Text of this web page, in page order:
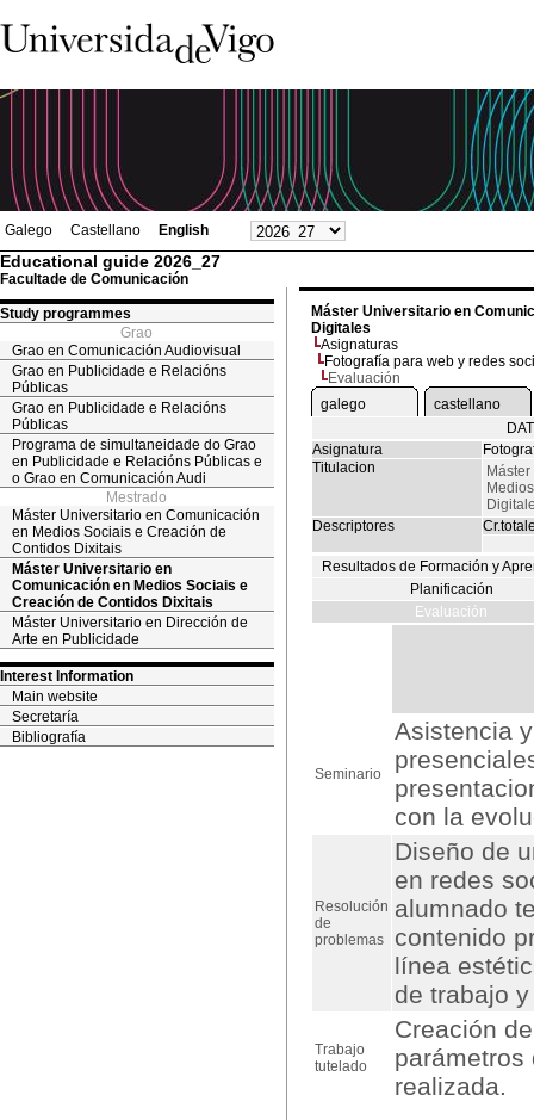
Galego Castellano English
Educational guide 2026_27
Facultade de Comunicación
Study programmes
Grao
Grao en Comunicación Audiovisual
Grao en Publicidade e Relacións
Públicas
Grao en Publicidade e Relacións
Públicas
Programa de simultaneidade do Grao
en Publicidade e Relacións Públicas e
o Grao en Comunicación Audi
Mestrado
Máster Universitario en Comunicación
en Medios Sociais e Creación de
Contidos Dixitais
Máster Universitario en
Comunicación en Medios Sociais e
Creación de Contidos Dixitais
Máster Universitario en Dirección de
Arte en Publicidade
Interest Information
Main website
Secretaría
Bibliografía
Máster Universitario en
Digitales
Asignaturas
Fotografía para web y redes
Evaluación
galego
castellano
Asignatura
Titulacion
Descriptores
Resultados de Formación y
Planificación
Evaluación
Seminario
Asistencia
con la
Resolución
de
problemas
Diseño de
en redes
alumnado
contenido
línea
de trabajo
Trabajo
tutelado
Creación
parámetros
realizada.